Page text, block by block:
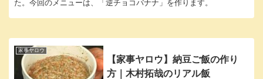
た。今回のメニューは、「逆チョコバナナ」を作ります。
家事ヤロウ
【家事ヤロウ】納豆ご飯の作り
方｜木村拓哉のリアル飯